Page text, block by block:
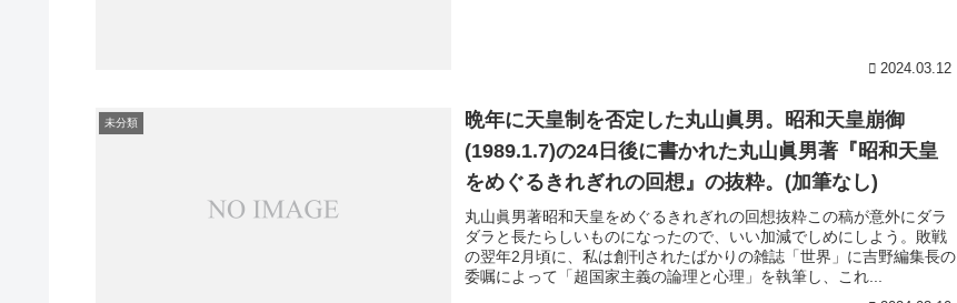
2024.03.12
未分類
晩年に天皇制を否定した丸山眞男。昭和天皇崩御
(1989.1.7)の24日後に書かれた丸山眞男著『昭和天皇
をめぐるきれぎれの回想』の抜粋。(加筆なし)
丸山眞男著昭和天皇をめぐるきれぎれの回想抜粋この稿が意外にダラ
ダラと長たらしいものになったので、いい加減でしめにしよう。敗戦
の翌年2月頃に、私は創刊されたばかりの雑誌「世界」に吉野編集長の
委嘱によって「超国家主義の論理と心理」を執筆し、これ...